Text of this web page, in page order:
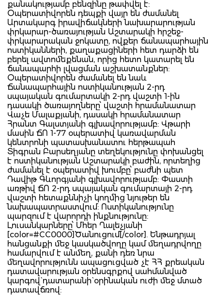
քանակությամբ բենզինը թափվել է:
Օպերատիվորեն դեպքի վայր են ժամանել
Արտակարգ իրավիճակների նախարարության
փրկարար-ծառայության Աշտարակի հրշեջ-
փրկարարական ջոկատը, ովքեր ճանապարհային
ոստիկանների, քաղաքացիների հետ դարձի են
բերել ավտոմեքենան, որից հետո կատարել են
ճանապարհի լվացման աշխատանքներ:
Օպերատիվորեն ժամանել են նաև
Ճանապարհային ոստիկանության 2-րդ
սպայական գումարտակի 2-րդ վաշտի 1-ին
դասակի ծառայողները՝ վաշտի հրամանատար
Վաչե Մալաքյանի, դասակի հրամանատար
Հրանտ Գալստյանի գլխավորությամբ: Վթարի
մասին ՃՈ 1-77 օպերատիվ կառավարման
կենտրոնի պատասխանատու հերթապահ
Տիգրան Բարսեղյանը տեղեկությունը փոխանցել
է ոստիկանության Աշտարակի բաժին, որտեղից
ժամանել է օպերատիվ խումբը՝ բաժնի պետ
Դավիթ Գևորգյանի գլխավորությամբ: Փաստի
առթիվ ՃՈ 2-րդ սպայական գումարտայի 2-րդ
վաշտի հետաքննիչի կողմից նյութեր են
նախապատրաստվում: Ոստիկանությունը
պարզում է վարորդի ինքնությունը:
Լուսանկարները՝ Մհեր Ղալեչյանի
[color=#CC0000]Ծանուցում[/color]. Ենթադրյալ
հանցանքի մեջ կասկածվողը կամ մեղադրվողը
համարվում է անմեղ, քանի դեռ նրա
մեղավորությունն ապացուցված չէ ՀՀ քրեական
դատավարության օրենսգրքով սահմանված
կարգով` դատարանի` օրինական ուժի մեջ մտած
դատավճռով: